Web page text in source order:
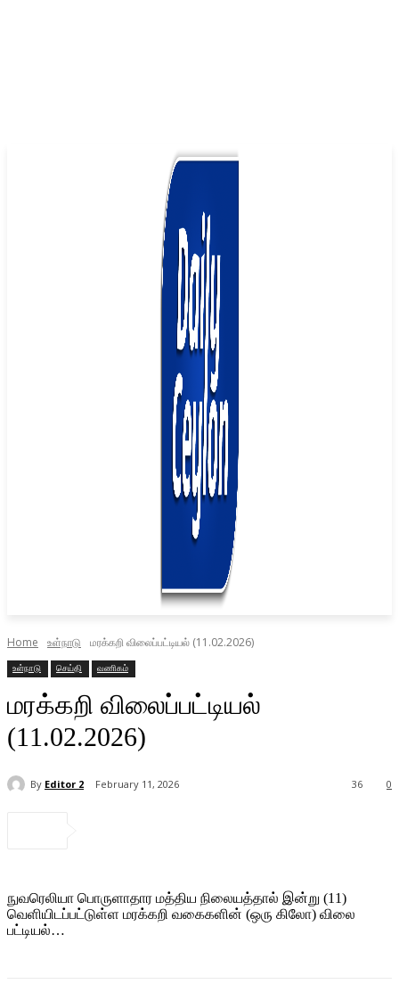
Home உள்நாடு மரக்கறி விலைப்பட்டியல் (11.02.2026)
உள்நாடு செய்தி வணிகம்
மரக்கறி விலைப்பட்டியல்
(11.02.2026)
By Editor 2 February 11, 2026 0
36
நுவரெலியா பொருளாதார மத்திய நிலையத்தால் இன்று (11)
வெளியிடப்பட்டுள்ள மரக்கறி வகைகளின் (ஒரு கிலோ) விலை
பட்டியல்…